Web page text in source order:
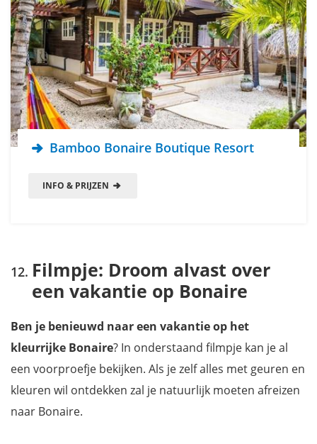
Bamboo Bonaire Boutique Resort
INFO & PRIJZEN
Filmpje: Droom alvast over
een vakantie op Bonaire
Ben je benieuwd naar een vakantie op het
kleurrijke Bonaire? In onderstaand filmpje kan je al
een voorproefje bekijken. Als je zelf alles met geuren en
kleuren wil ontdekken zal je natuurlijk moeten afreizen
naar Bonaire.